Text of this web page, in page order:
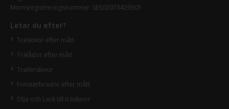
Momsregistreringsnummer: SE502078429301
Letar du efter?
Träskivor efter mått
Trälådor efter mått
Trailerskivor
Fönsterbrädor efter mått
Olja och Lack till träskivor